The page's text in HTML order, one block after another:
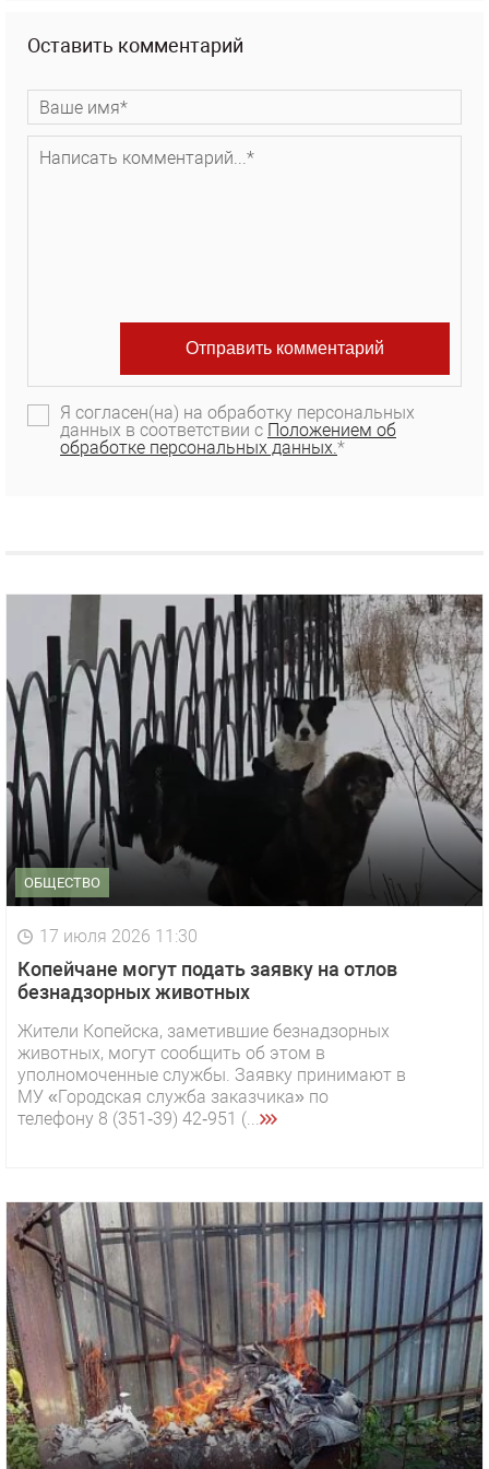
Оставить комментарий
Я согласен(на) на обработку персональных
данных в соответствии с Положением об
обработке персональных данных.*
ОБЩЕСТВО
17 июля 2026 11:30
Копейчане могут подать заявку на отлов
безнадзорных животных
Жители Копейска, заметившие безнадзорных
животных, могут сообщить об этом в
уполномоченные службы. Заявку принимают в
МУ «Городская служба заказчика» по
телефону 8 (351‑39) 42‑951 (...